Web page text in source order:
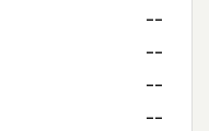
--
--
--
--